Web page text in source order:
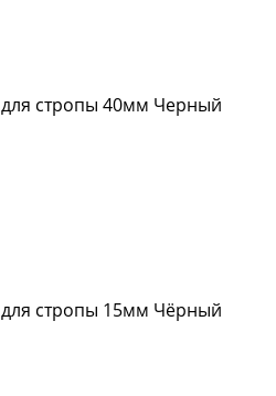
стропы 40мм Черный
стропы 15мм Чёрный